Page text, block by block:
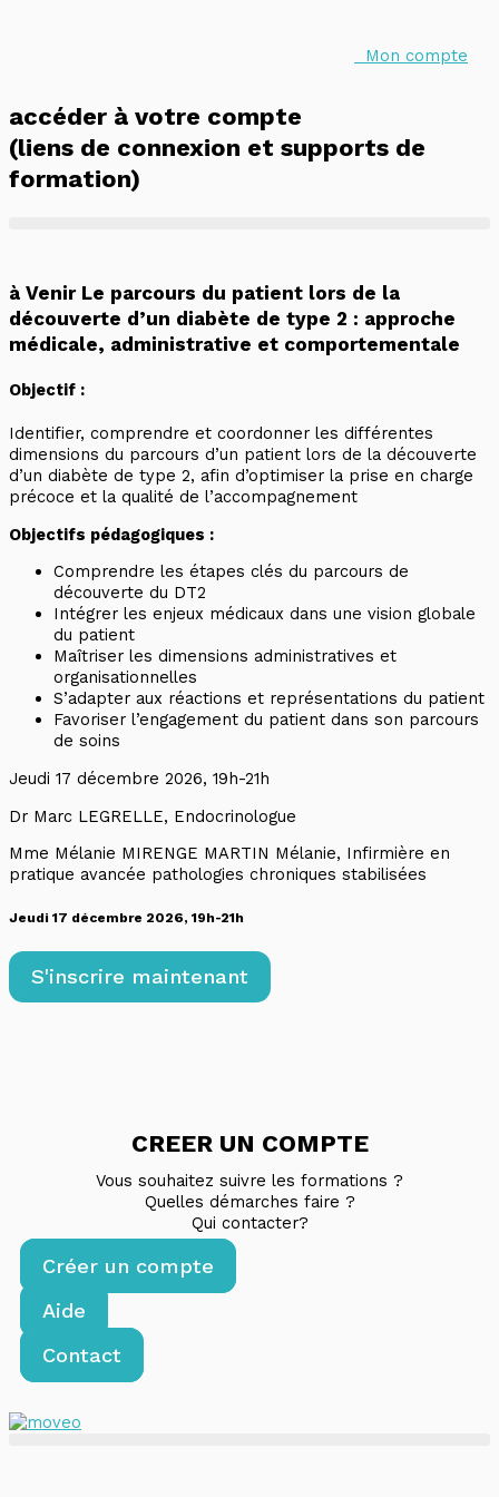
Mon compte
accéder à votre compte
(liens de connexion et supports de
formation)
à Venir Le parcours du patient lors de la
découverte d’un diabète de type 2 : approche
médicale, administrative et comportementale
Objectif :
Identifier, comprendre et coordonner les différentes
dimensions du parcours d’un patient lors de la découverte
d’un diabète de type 2, afin d’optimiser la prise en charge
précoce et la qualité de l’accompagnement
Objectifs pédagogiques :
Comprendre les étapes clés du parcours de
découverte du DT2
Intégrer les enjeux médicaux dans une vision globale
du patient
Maîtriser les dimensions administratives et
organisationnelles
S’adapter aux réactions et représentations du patient
Favoriser l’engagement du patient dans son parcours
de soins
Jeudi 17 décembre 2026, 19h-21h
Dr Marc LEGRELLE, Endocrinologue
Mme Mélanie MIRENGE MARTIN Mélanie, Infirmière en
pratique avancée pathologies chroniques stabilisées
Jeudi 17 décembre 2026, 19h-21h
CREER UN COMPTE
Vous souhaitez suivre les formations ?
Quelles démarches faire ?
Qui contacter?
Créer un compte
Aide
Contact